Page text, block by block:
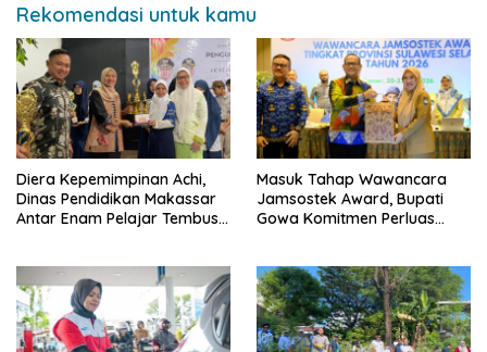
Rekomendasi untuk kamu
Diera Kepemimpinan Achi,
Dinas Pendidikan Makassar
Antar Enam Pelajar Tembus
Masuk Tahap Wawancara
Jamsostek Award, Bupati
Gowa Komitmen Perluas